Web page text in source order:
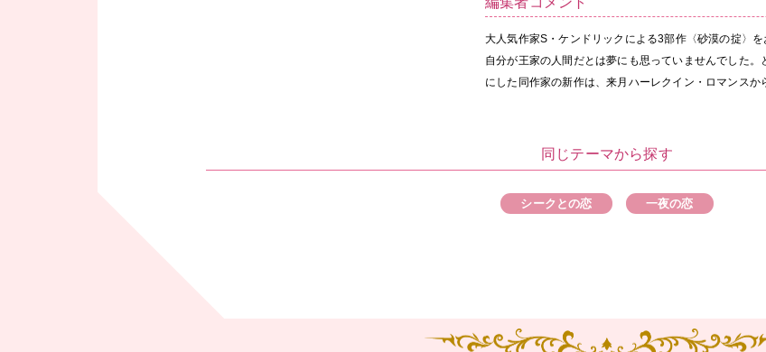
大人気作家S・ケンドリックによる3部作〈砂漠の掟〉
自分が王家の人間だとは夢にも思っていませんでした
にした同作家の新作は、来月ハーレクイン・ロマンスか
同じテーマから探す
シークとの恋 一夜の恋